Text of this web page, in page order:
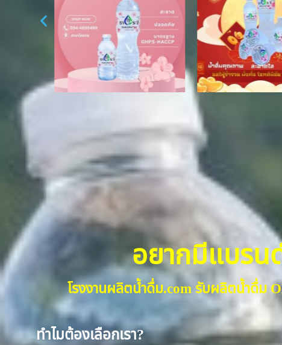
อยากมีแบรน
โรงงานผลิตน้ำดื่ม.com รับผลิตน้ำดื่ม
ทำไมต้องเลือกเรา?